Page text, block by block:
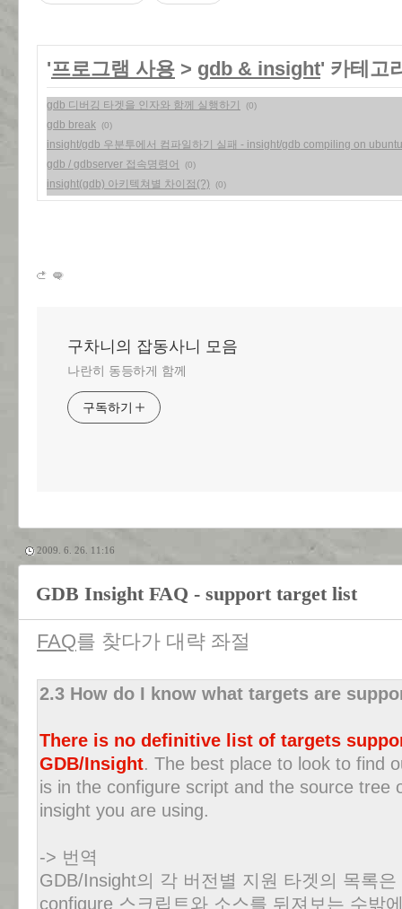
'프로그램 사용 > gdb & insight' 카테고
gdb 디버깅 타겟을 인자와 함께 실행하기 (0)
gdb break (0)
insight/gdb 우분투에서 컴파일하기 실패 - insight/gdb compiling on
gdb / gdbserver 접속명령어
(0)
insight(gdb) 아키텍쳐별 차이점(?) (0)
구차니의 잡동사니 모음
나란히 동등하게 함께
구독하기
2009. 6. 26. 11:16
GDB Insight FAQ - support target list
FAQ를 찾다가 대략 좌절
2.3 How do I know what targets are
There is no definitive list of targets
GDB/Insight. The best place to look to find
is in the configure script and the source tree
insight you are using.
-> 번역
GDB/Insight의 각 버전별 지원 타겟의 목록
configure 스크립트와 소스를 뒤져보는 수밖